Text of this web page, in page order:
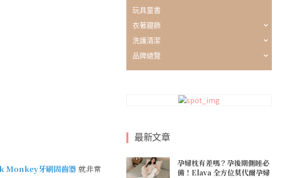
Monkey牙刷固齒器就非常
玩具童書
衣著寢飾
洗護清潔
品牌總覽
最新文章
孕婦枕有差嗎？孕後期側睡必
備！Elava 全方位莫代爾孕婦